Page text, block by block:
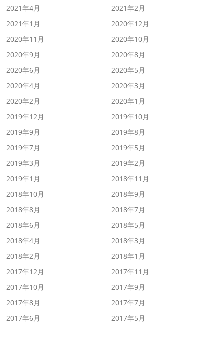
2021年4月
2021年2月
2021年1月
2020年12月
2020年11月
2020年10月
2020年9月
2020年8月
2020年6月
2020年5月
2020年4月
2020年3月
2020年2月
2020年1月
2019年12月
2019年10月
2019年9月
2019年8月
2019年7月
2019年5月
2019年3月
2019年2月
2019年1月
2018年11月
2018年10月
2018年9月
2018年8月
2018年7月
2018年6月
2018年5月
2018年4月
2018年3月
2018年2月
2018年1月
2017年12月
2017年11月
2017年10月
2017年9月
2017年8月
2017年7月
2017年6月
2017年5月